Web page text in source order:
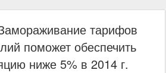
тарифов
поможет обеспечить
ниже 5% в 2014 г.